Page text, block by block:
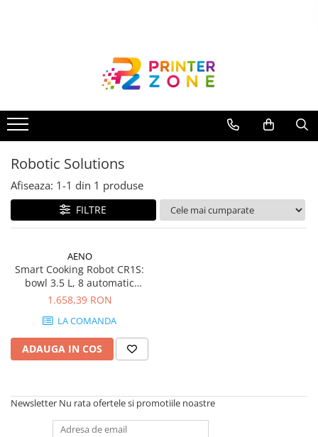
Imprimante cu jet
Multifunctionale laser
Multifunctionale cu jet
Imprimante etichete
Imprimante termice
Scanere
Accesorii imprimante
Piese schimb
Plottere
Consumabile imprimanta
Drum unit
Capete imprimare
Robotic Solutions
Afiseaza: 1-1 din 1 produse
FILTRE
AENO
Smart Cooking Robot CR1S:
bowl 3.5 L, 8 automatic
program, 12 speeds, 1000 W
Power), Temperature range:
37-130°C, Built-in Kitchen
Scale
1.658,39 RON
LA COMANDA
ADAUGA IN COS
Newsletter Nu rata ofertele si promotiile noastre